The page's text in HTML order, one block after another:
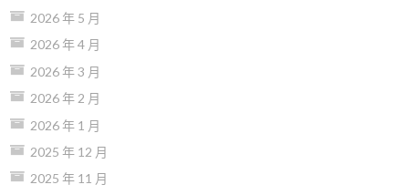
2026 年 5 月
2026 年 4 月
2026 年 3 月
2026 年 2 月
2026 年 1 月
2025 年 12 月
2025 年 11 月